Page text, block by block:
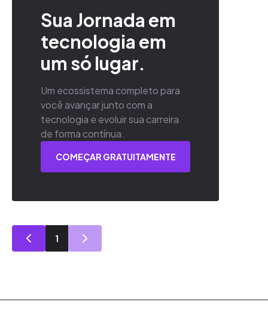
Sua Jornada em
tecnologia em
um só lugar.
Um ecossistema completo para
você avançar junto com a
tecnologia e evoluir sua carreira
de forma contínua.
COMEÇAR GRATUITAMENTE
1